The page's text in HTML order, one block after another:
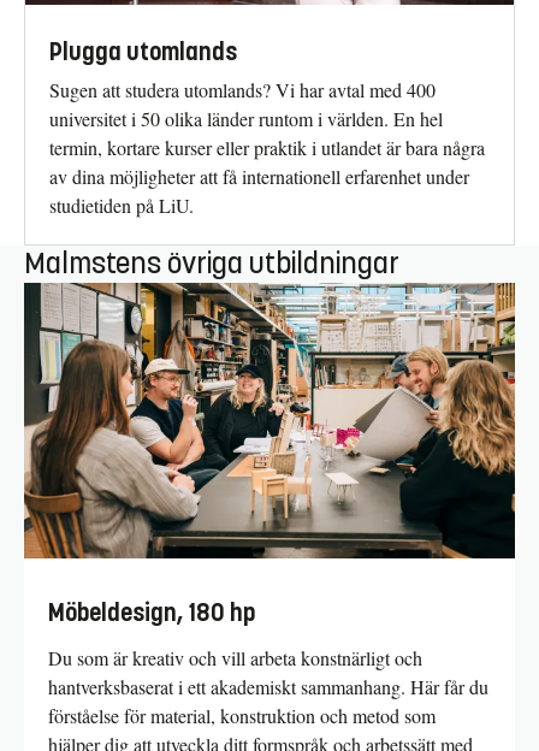
Plugga utomlands
Sugen att studera utomlands? Vi har avtal med 400
universitet i 50 olika länder runtom i världen. En hel
termin, kortare kurser eller praktik i utlandet är bara några
av dina möjligheter att få internationell erfarenhet under
studietiden på LiU.
Malmstens övriga utbildningar
Möbeldesign, 180 hp
Du som är kreativ och vill arbeta konstnärligt och
hantverksbaserat i ett akademiskt sammanhang. Här får du
förståelse för material, konstruktion och metod som
hjälper dig att utveckla ditt formspråk och arbetssätt med